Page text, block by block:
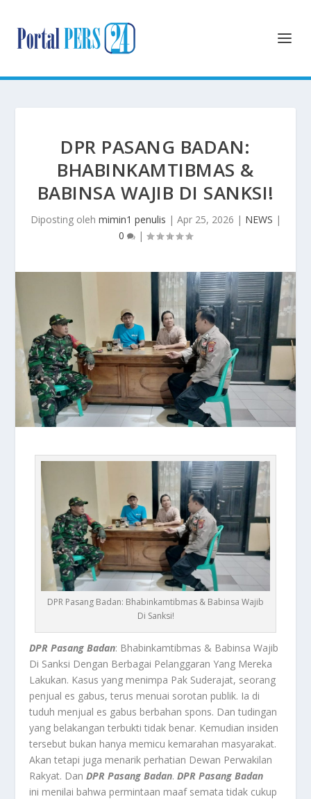
DPR PASANG BADAN:
BHABINKAMTIBMAS &
BABINSA WAJIB DI SANKSI!
Diposting oleh mimin1 penulis | Apr 25, 2026 | NEWS |
0
|
DPR Pasang Badan: Bhabinkamtibmas & Babinsa Wajib
Di Sanksi!
DPR Pasang Badan: Bhabinkamtibmas & Babinsa Wajib
Di Sanksi Dengan Berbagai Pelanggaran Yang Mereka
Lakukan. Kasus yang menimpa Pak Suderajat, seorang
penjual es gabus, terus menuai sorotan publik. Ia di
tuduh menjual es gabus berbahan spons. Dan tudingan
yang belakangan terbukti tidak benar. Kemudian insiden
tersebut bukan hanya memicu kemarahan masyarakat.
Akan tetapi juga menarik perhatian Dewan Perwakilan
Rakyat. DanDPR Pasang Badan.DPR Pasang Badan
ini menilai bahwa permintaan maaf semata tidak cukup